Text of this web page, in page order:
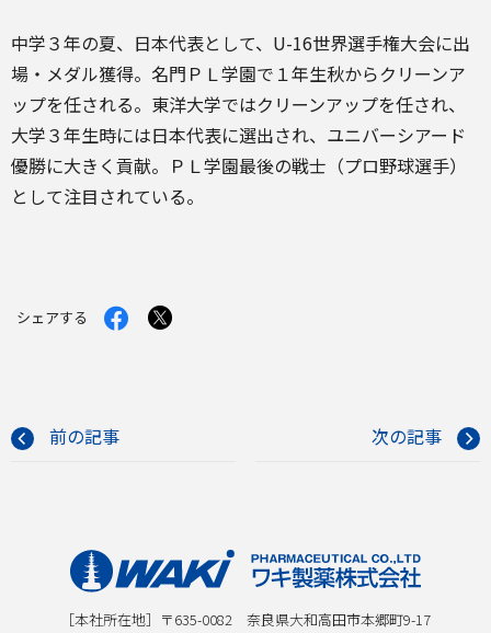
中学３年の夏、日本代表として、U-16世界選手権大会に出
場・メダル獲得。名門ＰＬ学園で１年生秋からクリーンア
ップを任される。東洋大学ではクリーンアップを任され、
大学３年生時には日本代表に選出され、ユニバーシアード
優勝に大きく貢献。ＰＬ学園最後の戦士（プロ野球選手）
として注目されている。
シェアする Facebook
で
X
で
前の記事 次の記事
［本社所在地］〒635-0082 奈良県大和高田市本郷町9-17